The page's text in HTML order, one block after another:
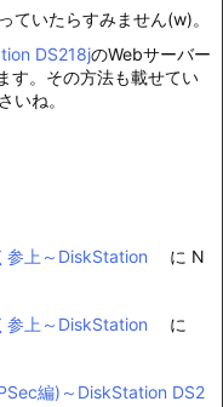
ていたらすみません(w)。
DS218jのWebサーバー
す。その方法も載せてい
いね。
上～DiskStation に N
上～DiskStation
に
編)～DiskStation DS2